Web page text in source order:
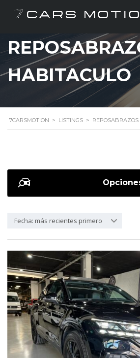
HABITACULO
7CARSMOTION > LISTINGS >
Fecha: más recientes primero